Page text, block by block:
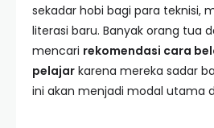
sekadar hobi bagi para teknisi,
literasi baru. Banyak orang tua
mencari rekomendasi cara
pelajar karena mereka sadar
ini akan menjadi modal utama